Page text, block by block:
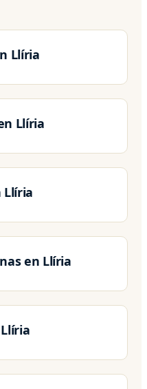
Llíria
Llíria
Llíria
en Llíria